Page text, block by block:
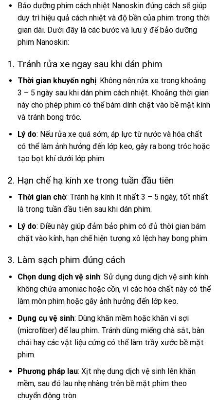
Bảo dưỡng phim cách nhiệt Nanoskin đúng cách sẽ giúp
duy trì hiệu quả cách nhiệt và độ bền của phim trong thời
gian dài. Dưới đây là các bước và lưu ý để bảo dưỡng
phim Nanoskin:
1. Tránh rửa xe ngay sau khi dán phim
Thời gian khuyến nghị: Không nên rửa xe trong khoảng
3 – 5 ngày sau khi dán phim cách nhiệt. Khoảng thời gian
này cho phép phim có thể bám dính chặt vào bề mặt kính
và tránh bong tróc.
Lý do: Nếu rửa xe quá sớm, áp lực từ nước và hóa chất
có thể làm ảnh hưởng đến lớp keo, gây ra bong tróc hoặc
tạo bọt khí dưới lớp phim.
2. Hạn chế hạ kính xe trong tuần đầu tiên
Thời gian chờ: Tránh hạ kính ít nhất 3 – 5 ngày, tốt nhất
là trong tuần đầu tiên sau khi dán phim.
Lý do: Điều này giúp đảm bảo phim có đủ thời gian bám
chặt vào kính, hạn chế hiện tượng xô lệch hay bong phim.
3. Làm sạch phim đúng cách
Chọn dung dịch vệ sinh: Sử dụng dung dịch vệ sinh kính
không chứa amoniac hoặc cồn, vì các hóa chất này có thể
làm mòn phim hoặc gây ảnh hưởng đến lớp keo.
Dụng cụ vệ sinh: Dùng khăn mềm hoặc khăn vi sợi
(microfiber) để lau phim. Tránh dùng miếng chà sắt, bàn
chải hay các vật liệu cứng có thể làm trầy xước bề mặt
phim.
Phương pháp lau: Xịt nhẹ dung dịch vệ sinh lên khăn
mềm, sau đó lau nhẹ nhàng trên bề mặt phim theo
chuyển động tròn.